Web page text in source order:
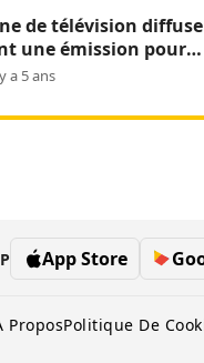
de télévision diffuse
une émission pour
a 5 ans
App Store
ProposPolitique De